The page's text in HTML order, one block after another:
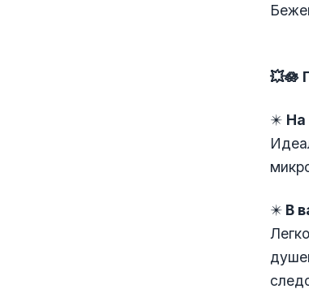
💥🪷
✴️ На
✴ В